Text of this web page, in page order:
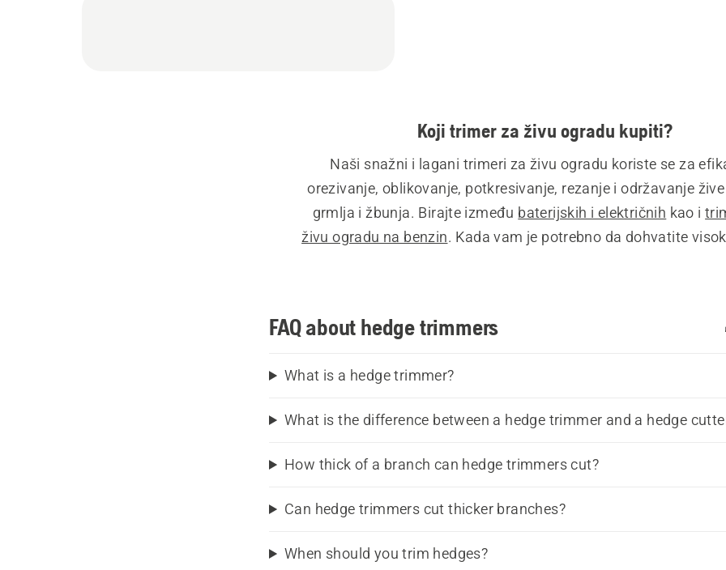
Koji trimer za živu ogradu kupiti?
Naši snažni i lagani trimeri za živu ogradu koriste se za
orezivanje, oblikovanje, potkresivanje, rezanje i održavanje
grmlja i žbunja. Birajte između baterijskih i električnih kao i
živu ogradu na benzin. Kada vam je potrebno da dohvatite
uz manje napora. Trimeri za živu ogradu sa dvostrukim
jedne strane su idealni za duge i efikasne rezove preko dužih
najviše odgovara poslu koji radite. Postoje i različite dužine
obavite. Pogledajte naš
biste napravili najbolji izbor.
FAQ about hedge trimmers
What is a hedge trimmer?
What is the difference between a hedge trimmer and a hedge
How thick of a branch can hedge trimmers cut?
Can hedge trimmers cut thicker branches?
When should you trim hedges?